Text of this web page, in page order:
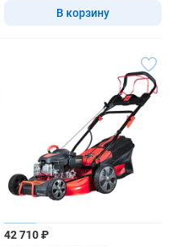
В корзину
42 710 ₽